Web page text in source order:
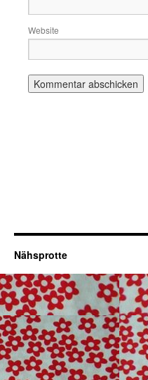
Website
Nähsprotte